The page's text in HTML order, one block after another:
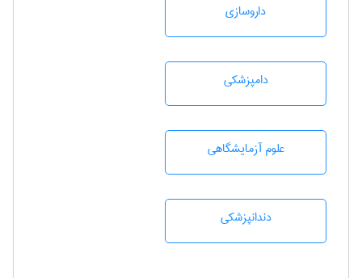
داروسازی
دامپزشكی
علوم آزمايشگاهی
دندانپزشكی